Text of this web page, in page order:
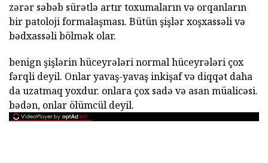
zərər səbəb sürətlə artır toxumaların və orqanların
bir patoloji formalaşması. Bütün şişlər xoşxassəli və
bədxassəli bölmək olar.
benign şişlərin hüceyrələri normal hüceyrələri çox
fərqli deyil. Onlar yavaş-yavaş inkişaf və diqqət daha
da uzatmaq yoxdur. onlara çox sadə və asan müalicəsi.
bədən, onlar ölümcül deyil.